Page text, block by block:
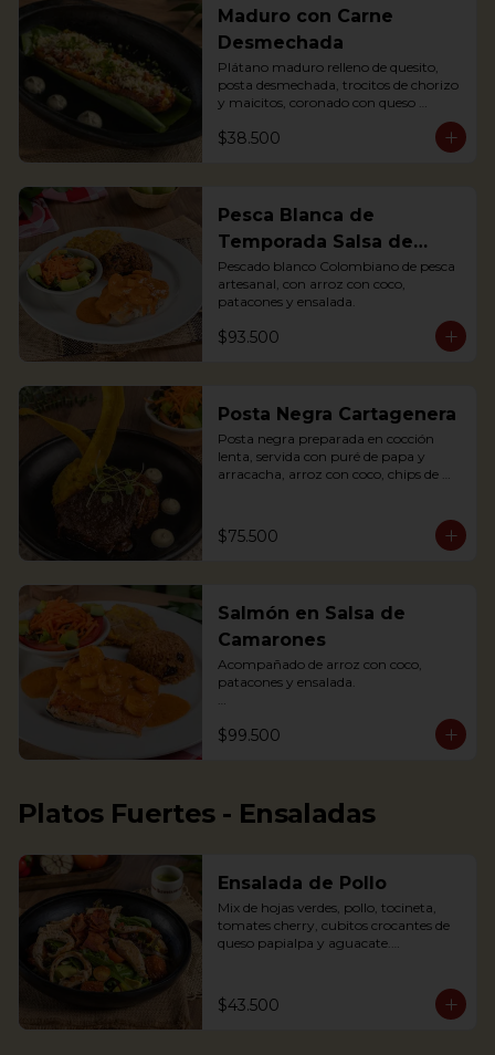
Maduro con Carne
Desmechada
Plátano maduro relleno de quesito,
posta desmechada, trocitos de chorizo
y maicitos, coronado con queso
$38.500
Pesca Blanca de
Temporada Salsa de
Camarones
Pescado blanco Colombiano de pesca
artesanal, con arroz con coco,
patacones y ensalada.
$93.500
Posta Negra Cartagenera
Posta negra preparada en cocción
lenta, servida con puré de papa y
arracacha, arroz con coco, chips de
served with mashed potatoes and
arracacha, rice with coconut, plantain
$75.500
Salmón en Salsa de
Camarones
Acompañado de arroz con coco,
patacones y ensalada.
Nota: la salsa de este plato cambió a la
de la foto, de tener crema de leche a
Salmon in shrimp sauce accompanied
$99.500
Platos Fuertes - Ensaladas
Ensalada de Pollo
Mix de hojas verdes, pollo, tocineta,
tomates cherry, cubitos crocantes de
queso papialpa y aguacate.
papialpa cheese and avocado.
$43.500